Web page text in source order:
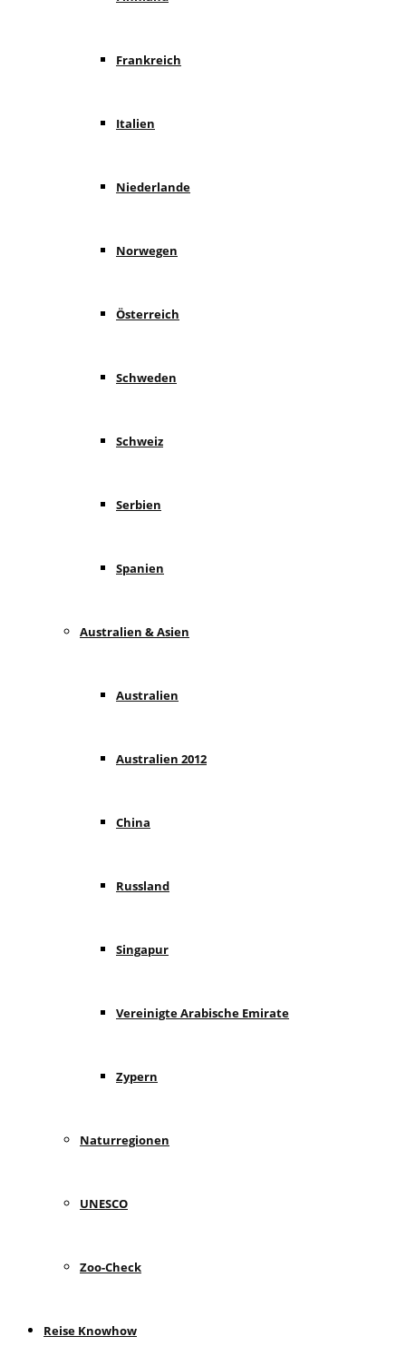
Frankreich
Italien
Niederlande
Norwegen
Österreich
Schweden
Schweiz
Serbien
Spanien
Australien & Asien
Australien
Australien 2012
China
Russland
Singapur
Vereinigte Arabische Emirate
Zypern
Naturregionen
UNESCO
Zoo-Check
Reise Knowhow